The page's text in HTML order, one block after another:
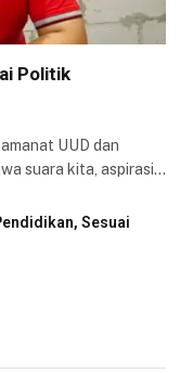
Politik
UUD dan
suara kita, aspirasi…
Sesuai